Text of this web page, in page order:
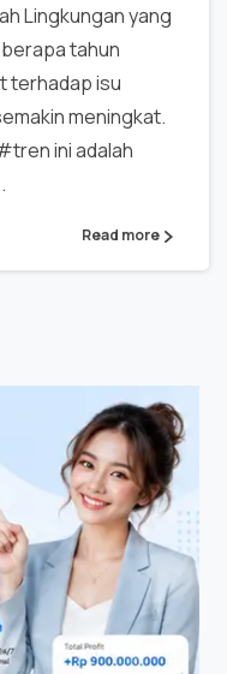
Lingkungan yang
tahun
terhadap isu
meningkat.
ini adalah
Read more